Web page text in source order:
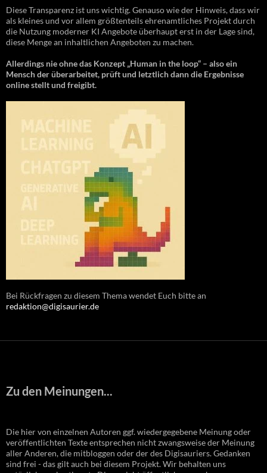
Diese Transparenz ist uns wichtig. Genauso wie der Hinweis, dass wir
als kleines und vor allem größtenteils ehrenamtliches Projekt durch
die Nutzung moderner KI Angebote überhaupt erst in der Lage sind,
diese Menge an inhaltlichen Angeboten zu machen.
Allerdings nie ohne das Konzept „Human in the loop“ – also ein
Mensch der überarbeitet, prüft und letztlich dann die Ergebnisse
online stellt und freigibt.
Bei Rückfragen zu diesem Thema wendet Euch bitte an
redaktion@digisaurier.de
Zu den Meinungen...
Die hier von einzelnen Autoren ggf. wiedergegebene Meinung oder
veröffentlichten Texte entsprechen nicht zwangsweise der Meinung
aller Anderen, die mitbloggen oder der des Digisauriers. Gedanken
sind frei - das gilt auch bei diesem Projekt. Wir behalten uns